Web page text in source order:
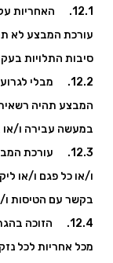
12.1. האחריות
עורכת המבצע לא
סיבות התלויות
12.2. מבלי
המבצע תהיה
במעשה עבירה ו/או
12.3. עורכת
ו/או כל פגם ו/או
בקשר עם הטיסות ו/
12.4. הזוכה
מכל אחריות לכל